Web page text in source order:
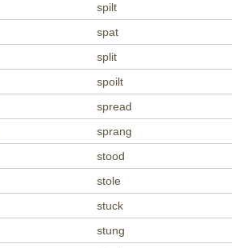
spilt
spat
split
spoilt
spread
sprang
stood
stole
stuck
stung